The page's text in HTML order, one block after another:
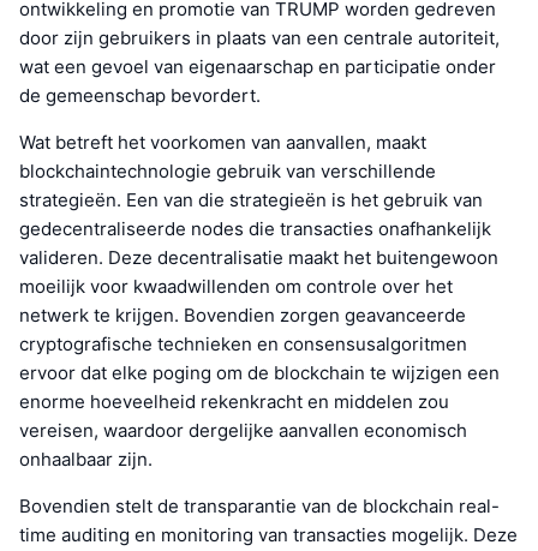
ontwikkeling en promotie van TRUMP worden gedreven
door zijn gebruikers in plaats van een centrale autoriteit,
wat een gevoel van eigenaarschap en participatie onder
de gemeenschap bevordert.
Wat betreft het voorkomen van aanvallen, maakt
blockchaintechnologie gebruik van verschillende
strategieën. Een van die strategieën is het gebruik van
gedecentraliseerde nodes die transacties onafhankelijk
valideren. Deze decentralisatie maakt het buitengewoon
moeilijk voor kwaadwillenden om controle over het
netwerk te krijgen. Bovendien zorgen geavanceerde
cryptografische technieken en consensusalgoritmen
ervoor dat elke poging om de blockchain te wijzigen een
enorme hoeveelheid rekenkracht en middelen zou
vereisen, waardoor dergelijke aanvallen economisch
onhaalbaar zijn.
Bovendien stelt de transparantie van de blockchain real-
time auditing en monitoring van transacties mogelijk. Deze